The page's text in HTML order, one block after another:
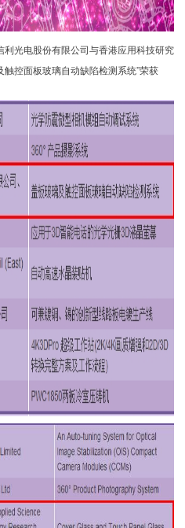
光电股份有限公司与香港应用科技研究
控面板玻璃自动缺陷检测系统”荣获